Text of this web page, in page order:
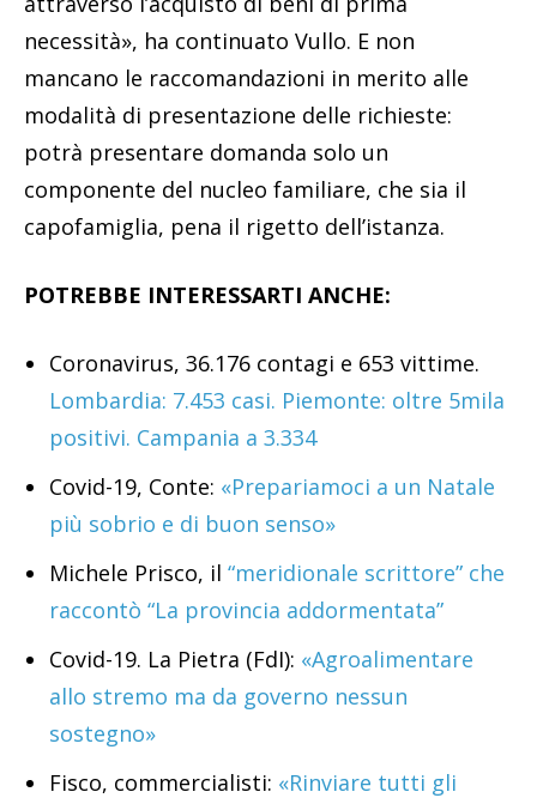
necessità», ha continuato Vullo. E non
mancano le raccomandazioni in merito alle
modalità di presentazione delle richieste:
potrà presentare domanda solo un
componente del nucleo familiare, che sia il
capofamiglia, pena il rigetto dell’istanza.
POTREBBE INTERESSARTI ANCHE:
Coronavirus, 36.176 contagi e 653 vittime.
Lombardia: 7.453 casi. Piemonte: oltre 5mila
positivi. Campania a 3.334
Covid-19, Conte: «Prepariamoci a un Natale
più sobrio e di buon senso»
Michele Prisco, il “meridionale scrittore” che
raccontò “La provincia addormentata”
Covid-19. La Pietra (FdI): «Agroalimentare
allo stremo ma da governo nessun
sostegno»
Fisco, commercialisti: «Rinviare tutti gli